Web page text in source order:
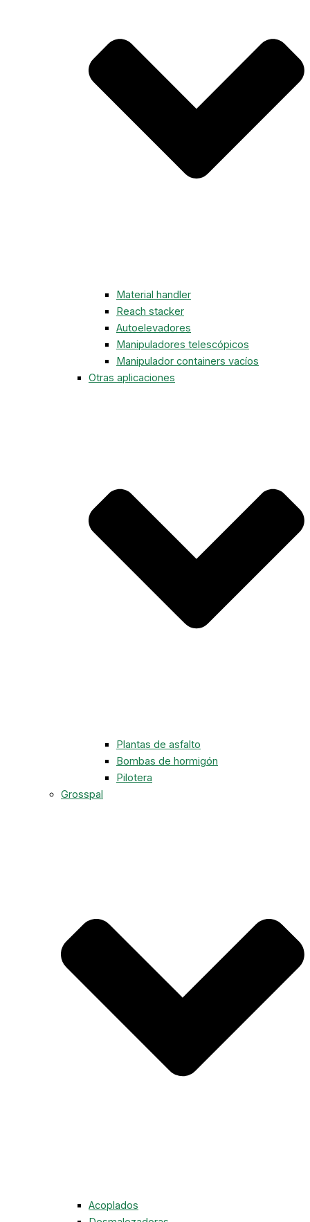
Material handler
Reach stacker
Autoelevadores
Manipuladores telescópicos
Manipulador containers vacíos
Otras aplicaciones
Plantas de asfalto
Bombas de hormigón
Pilotera
Grosspal
Acoplados